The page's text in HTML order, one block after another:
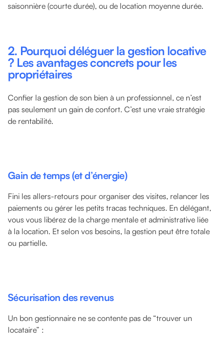
saisonnière (courte durée), ou de location moyenne durée.
2. Pourquoi déléguer la gestion locative
? Les avantages concrets pour les
propriétaires
Confier la gestion de son bien à un professionnel, ce n’est
pas seulement un gain de confort. C’est une vraie stratégie
de rentabilité.
Gain de temps (et d’énergie)
Fini les allers-retours pour organiser des visites, relancer les
paiements ou gérer les petits tracas techniques. En délégant,
vous vous libérez de la charge mentale et administrative liée
à la location. Et selon vos besoins, la gestion peut être totale
ou partielle.
Sécurisation des revenus
Un bon gestionnaire ne se contente pas de “trouver un
locataire” :